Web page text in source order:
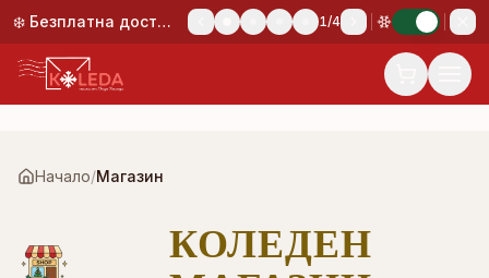
Към основното съдържание
❄️ Безплатна доставка при поръчка над 50,00 €! 1/4
Начало/Магазин
КОЛЕДЕН